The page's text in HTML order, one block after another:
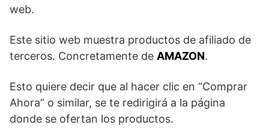
web.
Este sitio web muestra productos de afiliado de
terceros. Concretamente de AMAZON.
Esto quiere decir que al hacer clic en “Comprar
Ahora” o similar, se te redirigirá a la página
donde se ofertan los productos.